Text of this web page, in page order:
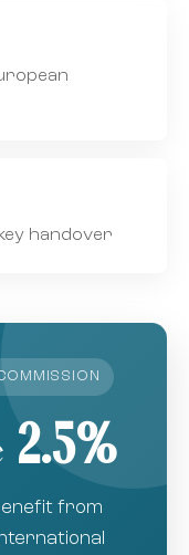
handover
2.5%
from